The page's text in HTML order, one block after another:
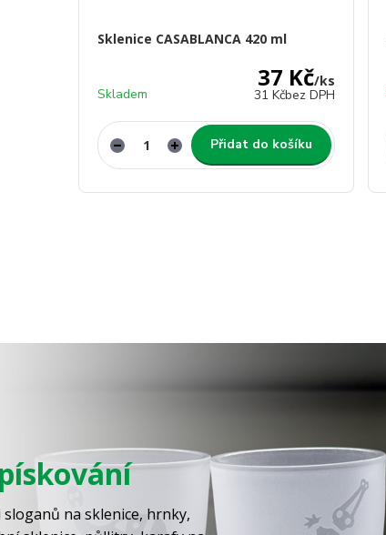
Sklenice CASABLANCA 420 ml
37 Kč/ks
31 Kčbez DPH
Skladem
Přidat do košíku
na sklenice, hrnky,